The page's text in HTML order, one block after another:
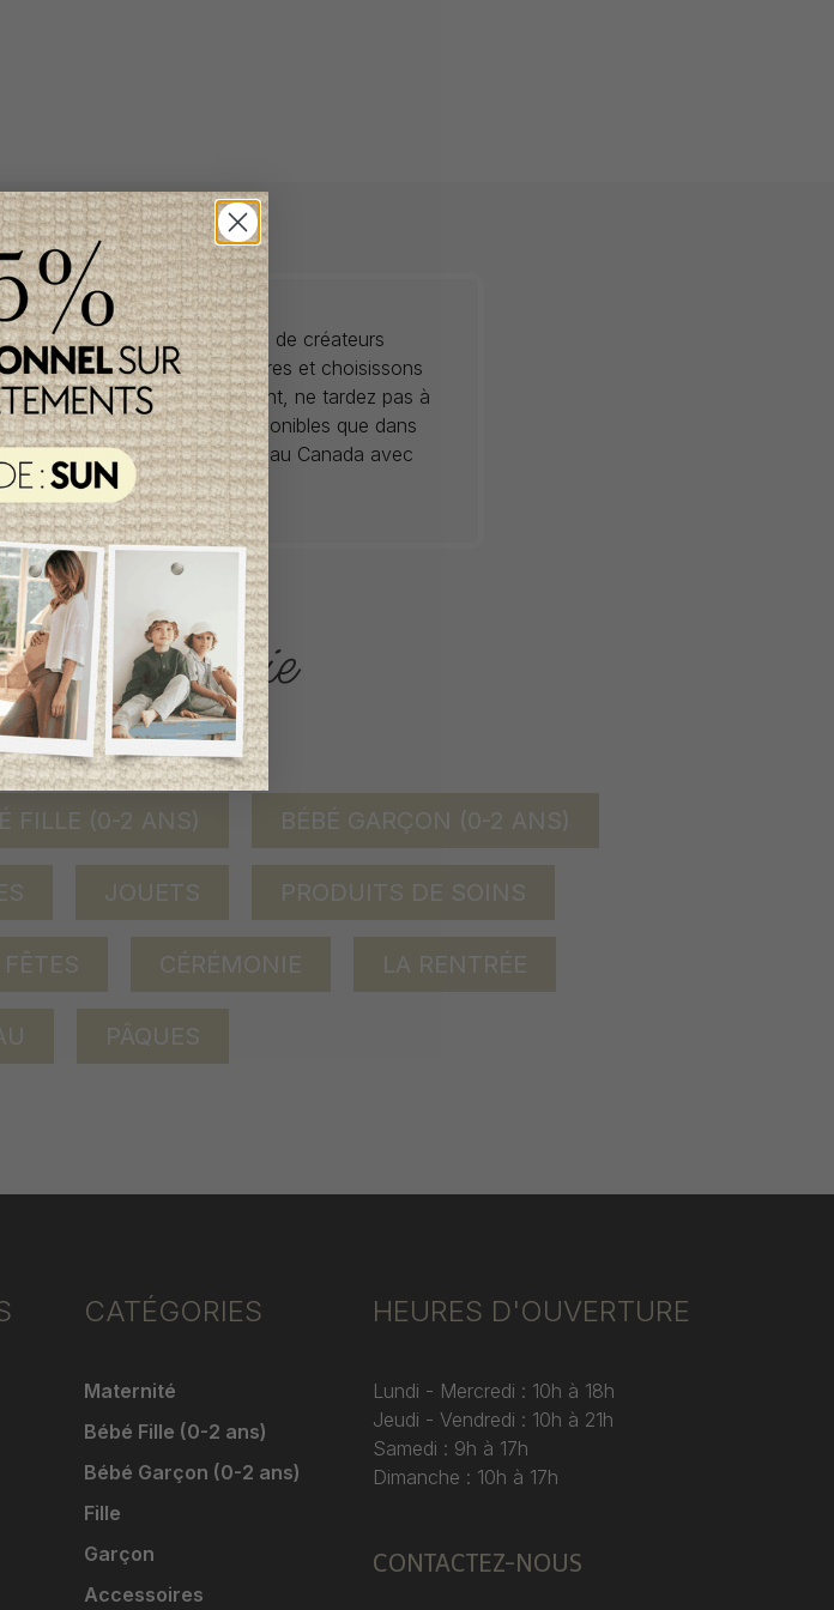
de vêtements pour bébés de créateurs
Nous dénichons les perles rares et choisissons
Si un vêtement vous convient, ne tardez pas à
articles offerts ne sont disponibles que dans
de la livraison gratuite au Canada avec
et plus avant taxes.
RAPIDE
catégorie
FILLE (0-2 ANS) BÉBÉ GARÇON (0-2 ANS)
JOUETS PRODUITS DE SOINS
FÊTES CÉRÉMONIE LA RENTRÉE
PÂQUES
CATÉGORIES
Maternité
Bébé Fille (0-2 ans)
Bébé Garçon (0-2 ans)
Fille
Garçon
Accessoires
HEURES D'OUVERTURE
Lundi - Mercredi : 10h à 18h
Jeudi - Vendredi : 10h à 21h
Samedi : 9h à 17h
Dimanche : 10h à 17h
CONTACTEZ-NOUS